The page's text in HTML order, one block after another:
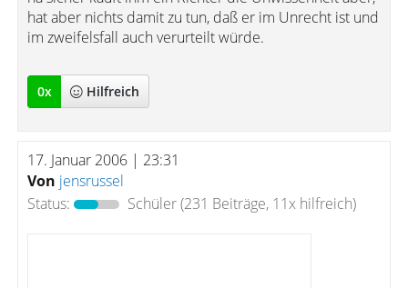
hat aber nichts damit zu tun, daß er im Unrecht ist und
im zweifelsfall auch verurteilt würde.
0x Hilfreich
17. Januar 2006 | 23:31
Von jensrussel
Status:
Schüler(231 Beiträge, 11x hilfreich)